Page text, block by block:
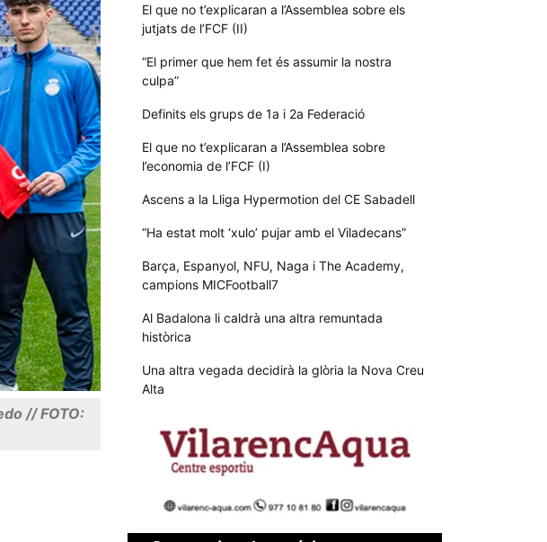
// FOTO:
El que no t’explicaran a l’Assemblea sobre els
jutjats de l’FCF (II)
“El primer que hem fet és assumir la nostra
culpa”
Definits els grups de 1a i 2a Federació
El que no t’explicaran a l’Assemblea sobre
l’economia de l’FCF (I)
Ascens a la Lliga Hypermotion del CE Sabadell
“Ha estat molt ‘xulo’ pujar amb el Viladecans”
Barça, Espanyol, NFU, Naga i The Academy,
campions MICFootball7
Al Badalona li caldrà una altra remuntada
històrica
Una altra vegada decidirà la glòria la Nova Creu
Alta
no